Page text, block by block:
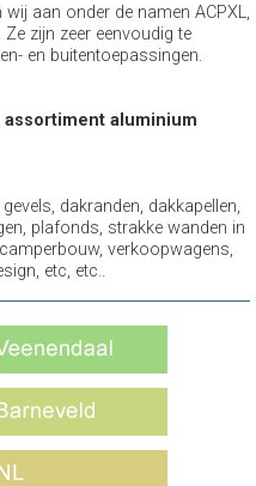
aan onder de namen ACPXL,
Ze zijn zeer eenvoudig te
en buitentoepassingen.
aluminium
dakranden, dakkapellen,
plafonds, strakke wanden in
verkoopwagens,
etc, etc..